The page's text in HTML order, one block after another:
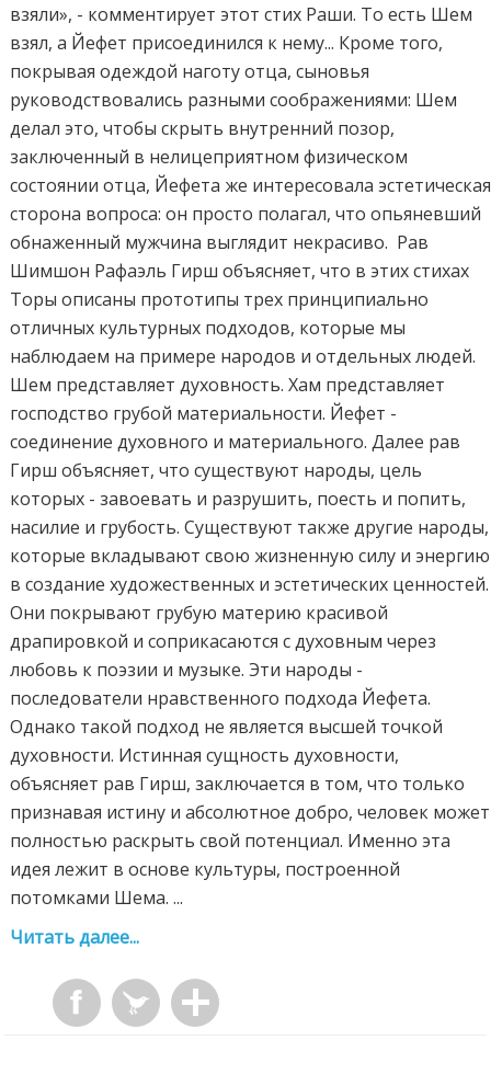
взяли», - комментирует этот стих Раши. То есть Шем
взял, а Йефет присоединился к нему... Кроме того,
покрывая одеждой наготу отца, сыновья
руководствовались разными соображениями: Шем
делал это, чтобы скрыть внутренний позор,
заключенный в нелицеприятном физическом
состоянии отца, Йефета же интересовала эстетическая
сторона вопроса: он просто полагал, что опьяневший
обнаженный мужчина выглядит некрасиво. Рав
Шимшон Рафаэль Гирш объясняет, что в этих стихах
Торы описаны прототипы трех принципиально
отличных культурных подходов, которые мы
наблюдаем на примере народов и отдельных людей.
Шем представляет духовность. Хам представляет
господство грубой материальности. Йефет -
соединение духовного и материального. Далее рав
Гирш объясняет, что существуют народы, цель
которых - завоевать и разрушить, поесть и попить,
насилие и грубость. Существуют также другие народы,
которые вкладывают свою жизненную силу и энергию
в создание художественных и эстетических ценностей.
Они покрывают грубую материю красивой
драпировкой и соприкасаются с духовным через
любовь к поэзии и музыке. Эти народы -
последователи нравственного подхода Йефета.
Однако такой подход не является высшей точкой
духовности. Истинная сущность духовности,
объясняет рав Гирш, заключается в том, что только
признавая истину и абсолютное добро, человек может
полностью раскрыть свой потенциал. Именно эта
идея лежит в основе культуры, построенной
потомками Шема. ...
Читать далее...